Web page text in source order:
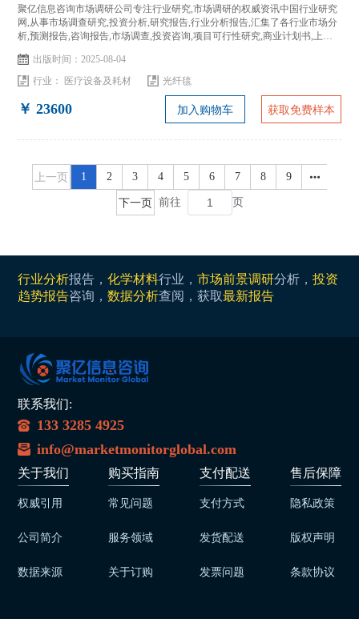
聚亿信息咨询市场调研公司专注行业研究,市场调研的权威资讯中国行业研究
网,从事市场调查研究,投资分析,研究报告,行业分析报告,汇集了各行业市场分
析,预测报告,咨询报告,市场调查,投资咨询,项目可行性研究,商业计划书,上市
出版时间：2025-08-04
行业： 医疗设备及耗材 光纤毯
￥ 23600 加入购物车 获取免费样本
上一页 1 2 3 4 5 6 7 8 9
下一页 前往 页
行业分析报告，化学材料行业，市场前景调研分析，投资
趋势报告咨询，数据分析查阅，获取最新报告
联系我们:
133 3285 4925
info@marketmonitorglobal.com
关于我们
权威引用
公司简介
数据来源
购买指南
常见问题
服务领域
关于订购
支付配送
支付方式
发货配送
发票问题
售后保障
隐私政策
版权声明
条款协议